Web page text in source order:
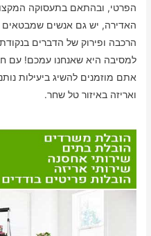
הפרטי, ובהתאם בתעסוקה
האדירה, יש גם אנשים שמבטאים
הרכבה ופירוק של הדברים
למסיבה היא שאנחנו עמכם! עם
אתם מוזמנים להשיג ביעילות
ואריזה באיזור טל שחר.